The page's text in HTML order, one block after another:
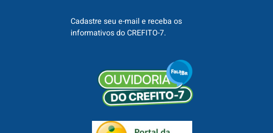
Cadastre seu e-mail e receba os
informativos do CREFITO-7.